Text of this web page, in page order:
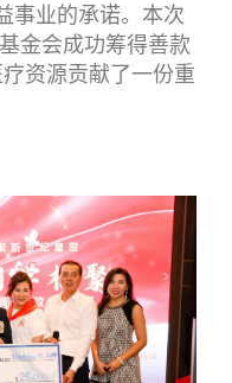
事业的承诺。本次
金会成功筹得善款
资源贡献了一份重